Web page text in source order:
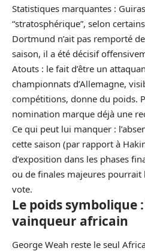
Statistiques marquantes :
“stratosphérique”, selon
Dortmund n’ait pas remporté
saison, il a été décisif
Atouts : le fait d’être un
championnats d’Allemagne,
compétitions, donne du poids.
nomination marque déjà une
Ce qui peut lui manquer :
cette saison (par rapport à
d’exposition dans les phases
ou de finales majeures pourrait
vote.
Le poids symbolique
vainqueur africain
George Weah reste le seul